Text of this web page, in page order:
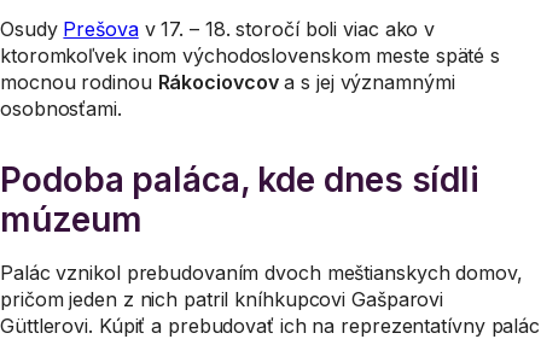
Osudy Prešovav 17. – 18. storočí boli viac ako v
ktoromkoľvek inom východoslovenskom meste späté s
mocnou rodinou Rákociovcova s jej významnými
osobnosťami.
Podoba paláca, kde dnes sídli
múzeum
Palác vznikol prebudovaním dvoch meštianskych domov,
pričom jeden z nich patril kníhkupcovi Gašparovi
Güttlerovi. Kúpiť a prebudovať ich na reprezentatívny palác